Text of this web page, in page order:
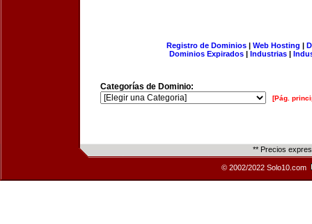
Registro de Dominios| Web Hosting |
Dominios Expirados | Industrias |
Categorías de Dominio:
[Pág.
** Precios
© 2002/2022 Solo10.com